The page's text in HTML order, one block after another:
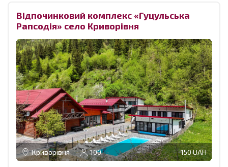
Відпочинковий комплекс «Гуцульська
Рапсодія» село Криворівня
Криворівня 100 150 UAH